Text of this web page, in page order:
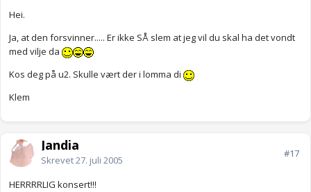
Hei.
Ja, at den forsvinner..... Er ikke SÅ slem at jeg vil du skal ha det vondt
med vilje da
Kos deg på u2. Skulle vært der i lomma di
Klem
Jandia
Skrevet27. juli 2005
#17
HERRRRLIG konsert!!!